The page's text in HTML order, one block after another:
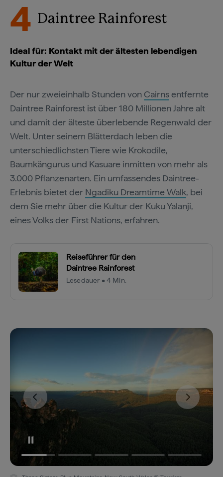
4 Daintree Rainforest
Ideal für: Kontakt mit der ältesten lebendigen
Kultur der Welt
Der nur zweieinhalb Stunden von Cairnsentfernte
Daintree Rainforest ist über 180 Millionen Jahre alt
und damit der älteste überlebende Regenwald der
Welt. Unter seinem Blätterdach leben die
unterschiedlichsten Tiere wie Krokodile,
Baumkängurus und Kasuare inmitten von mehr als
3.000 Pflanzenarten. Ein umfassendes Daintree-
Erlebnis bietet der Ngadiku Dreamtime Walk, bei
dem Sie mehr über die Kultur der Kuku Yalanji,
eines Volks der First Nations, erfahren.
Reiseführer für den
Daintree Rainforest
Lesedauer • 4 Min.